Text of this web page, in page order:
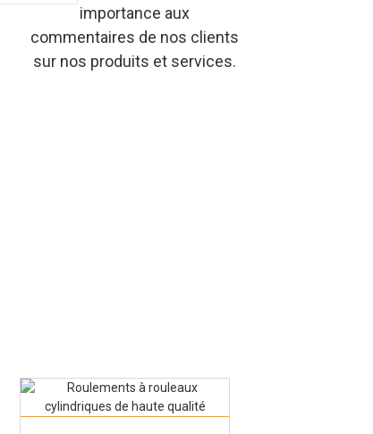
importance aux
commentaires de nos clients
sur nos produits et services.